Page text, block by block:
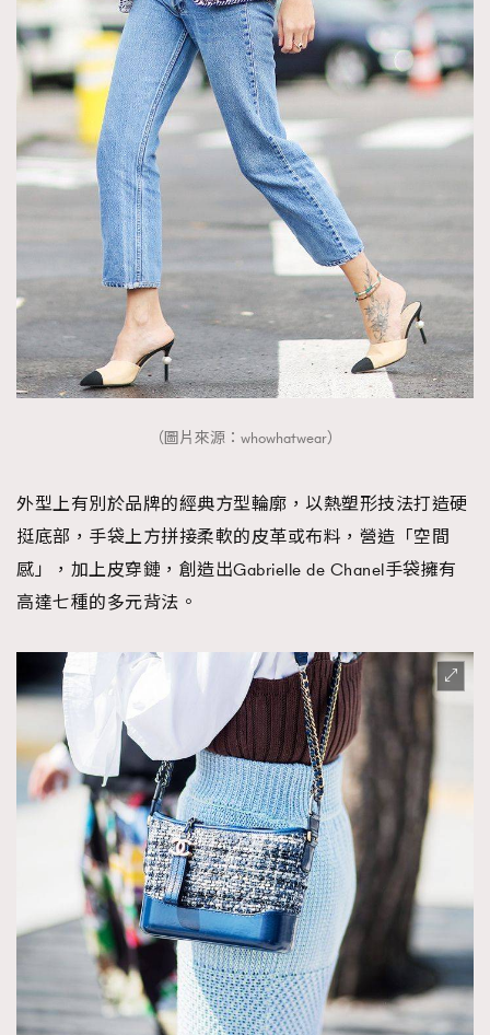
（圖片來源：whowhatwear）
外型上有別於品牌的經典方型輪廓，以熱塑形技法打造硬
挺底部，手袋上方拼接柔軟的皮革或布料，營造「空間
感」，加上皮穿鏈，創造出Gabrielle de Chanel手袋擁有
高達七種的多元背法。